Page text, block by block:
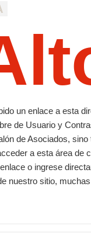
un enlace a esta
de Usuario y
de Asociados, sino
a esta área de
o ingrese
nuestro sitio,